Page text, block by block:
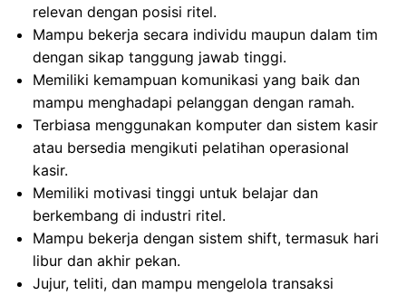
relevan dengan posisi ritel.
Mampu bekerja secara individu maupun dalam tim
dengan sikap tanggung jawab tinggi.
Memiliki kemampuan komunikasi yang baik dan
mampu menghadapi pelanggan dengan ramah.
Terbiasa menggunakan komputer dan sistem kasir
atau bersedia mengikuti pelatihan operasional
kasir.
Memiliki motivasi tinggi untuk belajar dan
berkembang di industri ritel.
Mampu bekerja dengan sistem shift, termasuk hari
libur dan akhir pekan.
Jujur, teliti, dan mampu mengelola transaksi